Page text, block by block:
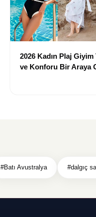
2026 Kadın Plaj Giyim
ve Konforu Bir Araya
#Batı Avustralya #dalgıç